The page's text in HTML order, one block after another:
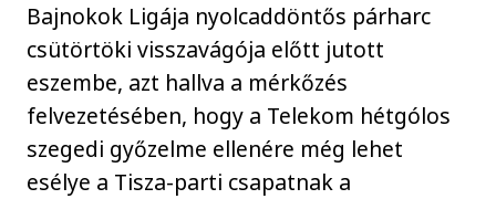
Bajnokok Ligája nyolcaddöntős párharc
csütörtöki visszavágója előtt jutott
eszembe, azt hallva a mérkőzés
felvezetésében, hogy a Telekom hétgólos
szegedi győzelme ellenére még lehet
esélye a Tisza-parti csapatnak a